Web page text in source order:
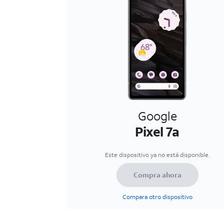
Google
Pixel 7a
Este dispositivo ya no está disponible.
Compra ahora
Compara otro dispositivo